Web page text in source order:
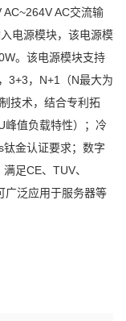
AC交流输
电源模块，该电源模
。该电源模块支持
3+3，N+1（N最大为
技术，结合专利拓
峰值负载特性）；冷
金认证要求；数字
足CE、TUV、
广泛应用于服务器等